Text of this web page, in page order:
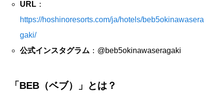
URL：
https://hoshinoresorts.com/ja/hotels/beb5okinawasera
gaki/
公式インスタグラム ：@beb5okinawaseragaki
「BEB（ベブ）」とは？